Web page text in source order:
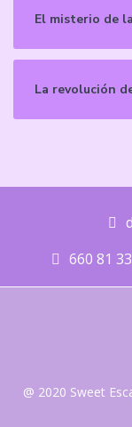
El misterio de
La revolución
660 81
@ 2020 Sweet